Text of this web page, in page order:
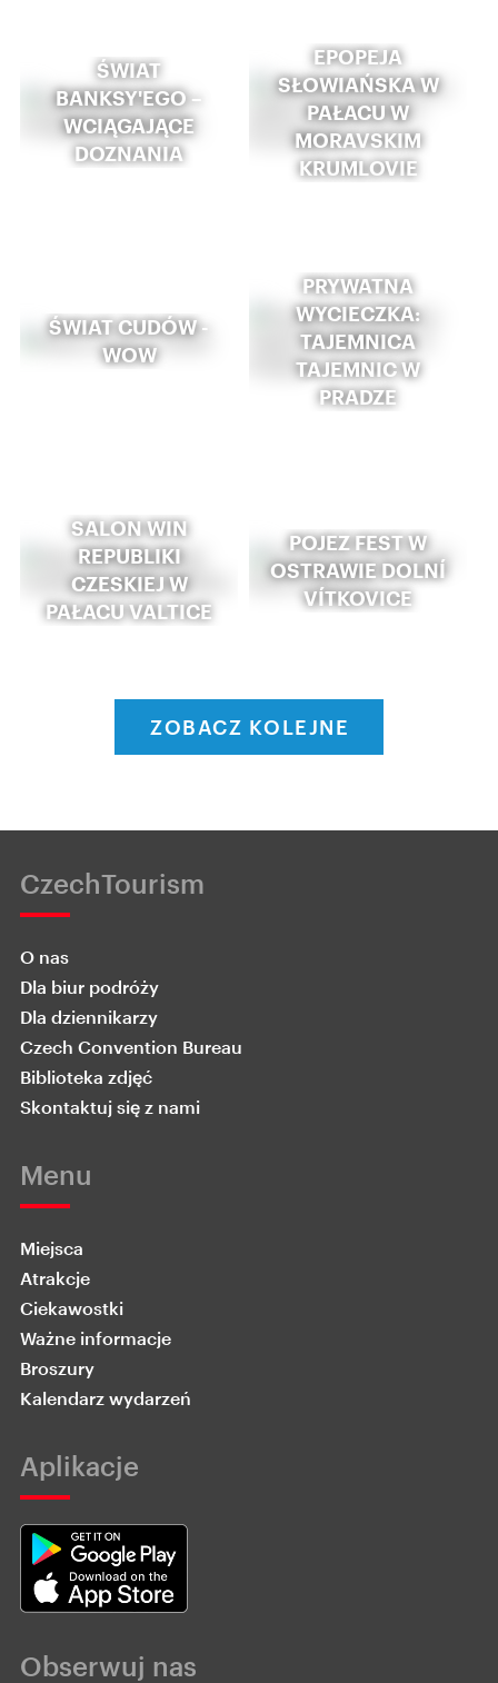
ŚWIAT
BANKSY'EGO –
WCIĄGAJĄCE
DOZNANIA
EPOPEJA
SŁOWIAŃSKA W
PAŁACU W
MORAVSKIM
KRUMLOVIE
ŚWIAT CUDÓW -
WOW
PRYWATNA
WYCIECZKA:
TAJEMNICA
TAJEMNIC W
PRADZE
SALON WIN
REPUBLIKI
CZESKIEJ W
PAŁACU VALTICE
POJEZ FEST W
OSTRAWIE DOLNÍ
VÍTKOVICE
ZOBACZ KOLEJNE
CzechTourism
O nas
Dla biur podróży
Dla dziennikarzy
Czech Convention Bureau
Biblioteka zdjęć
Skontaktuj się z nami
Menu
Miejsca
Atrakcje
Ciekawostki
Ważne informacje
Broszury
Kalendarz wydarzeń
Aplikacje
Obserwuj nas